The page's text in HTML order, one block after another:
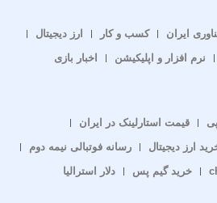
ایران کسب و کار
ارز دیجیتال
نرم افزار و اپلیکیشن اخبار بازی
قیمت استارلینک در ایران
ارز دیجیتال
رسانه فوتبالی نیمه دوم
خرید گیم پس دلار استرالیا